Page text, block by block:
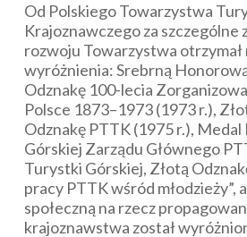
Od Polskiego Towarzystwa
Krajoznawczego za szczególne
rozwoju Towarzystwa otrzymał
wyróżnienia: Srebrną
Odznakę 100-lecia
Polsce 1873–1973 (1973 r.),
Odznakę PTTK (1975 r.),
Górskiej Zarządu Głównego
Turystki Górskiej, Złotą
pracy PTTK wśród młodzieży”,
społeczną na rzecz
krajoznawstwa został